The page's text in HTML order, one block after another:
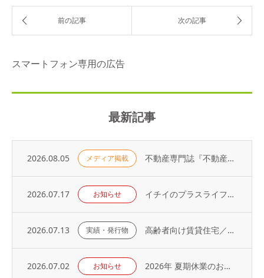
スマートフォン専用の広告
最新記事
2026.08.05 メディア掲載 不動産専門誌『不動産コンサルティングプラス』に弊社代表・荻野の寄稿記事が掲載されました
2026.07.17 お知らせ イチイのプラスライフサービス「 オーナーアプリ」導入のお知らせ
2026.07.13 実績・発行物 高齢者向け賃貸住宅／取り扱い戸数（2026年）
2026.07.02 お知らせ 2026年 夏期休業のお知らせ